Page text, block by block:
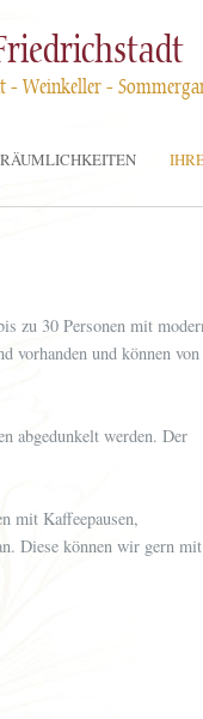
- Weinkeller -
RÄUMLICHKEITEN
zu 30 Personen mit
vorhanden und können von
abgedunkelt werden. Der
mit Kaffeepausen,
Diese können wir gern mit